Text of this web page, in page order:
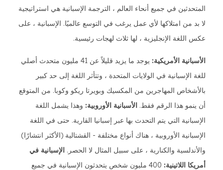
المتحدثين في جميع أنحاء العالم ، الترجمة الإسبانية هي استراتيجية
لا بد من امتلاكها لأي عمل يرغب في التوسع عالميًا. الإسبانية ، على
عكس اللغة الإنجليزية ، لها ثلاث لهجات رئيسية.
الأسبانية الأمريكية:
يوجد ما يزيد قليلاً عن 41 مليون متحدث أصلي
للغة الإسبانية في الولايات المتحدة ، وتتأثر اللغة إلى حد كبير
بالأشخاص المهاجرين من المكسيك وبويرتا ريكو وكوبا. من المتوقع
أن ينمو هذا الرقم فقط. الأسبانية الأوروبية: وهذا يشمل اللغة
الإسبانية التي يتم التحدث بها عبر إسبانيا القارية. حتى في اللغة
الإسبانية الأوروبية ، هناك أنواع مختلفة - القشتالية (الأكثر انتشارًا)
والأندلسية والكنارية ، على سبيل المثال لا الحصر. الإسبانية في
أمريكا اللاتينية:
400 مليون شخص يتحدثون الإسبانية في جميع